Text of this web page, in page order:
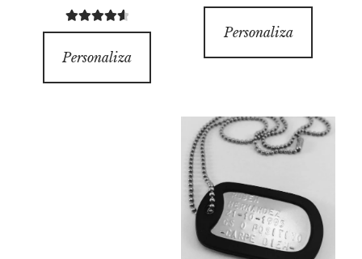
Avaliação
de 5
Personaliza
Personaliza